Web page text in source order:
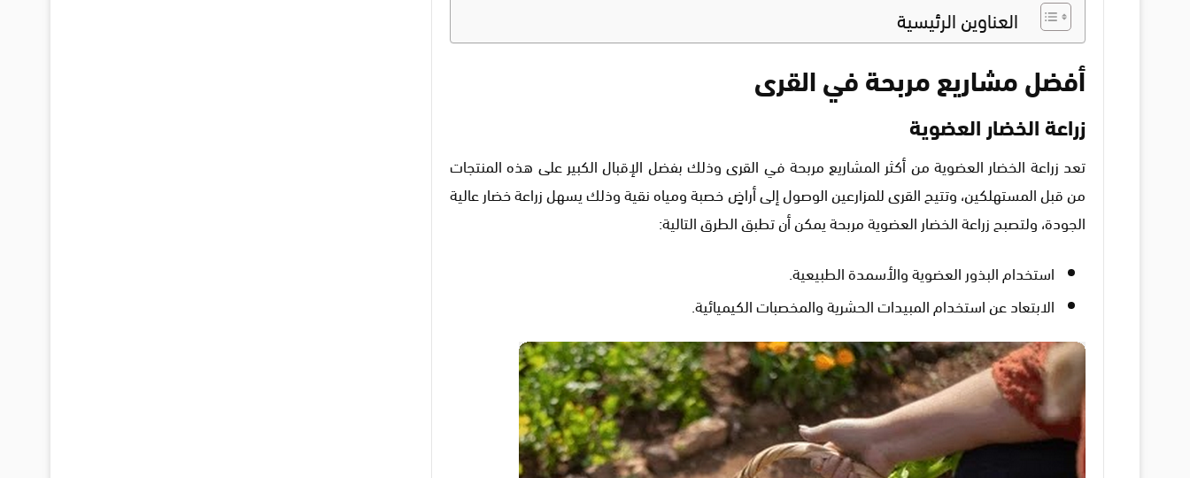
العناوين الرئيسية
أفضل مشاريع مربحة في القرى
زراعة الخضار العضوية
تعد زراعة الخضار العضوية من أكثر المشاريع مربحة في القرى وذلك بفضل الإقبال الكبير على هذه المنتجات
من قبل المستهلكين، وتتيح القرى للمزارعين الوصول إلى أراضٍ خصبة ومياه نقية وذلك يسهل زراعة خضار عالية
الجودة، ولتصبح زراعة الخضار العضوية مربحة يمكن أن تطبق الطرق التالية:
استخدام البذور العضوية والأسمدة الطبيعية.
الابتعاد عن استخدام المبيدات الحشرية والمخصبات الكيميائية.